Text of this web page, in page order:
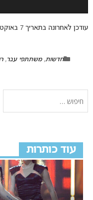
עודכן לאחרונה בתאריך 7 באוקטובר 2025 12:20 על ידי
חדשות,משתתפי עבר,
עוד כותרות